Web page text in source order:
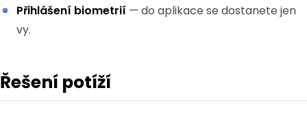
Přihlášení biometrií — do aplikace se dostanete jen
vy.
Řešení potíží